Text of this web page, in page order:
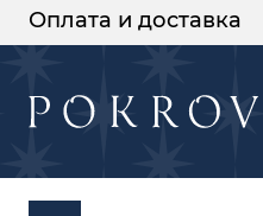
Оплата и доставка
-30%
момента оплаты